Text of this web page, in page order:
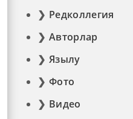
Редколлегия
Авторлар
Язылу
Фото
Видео